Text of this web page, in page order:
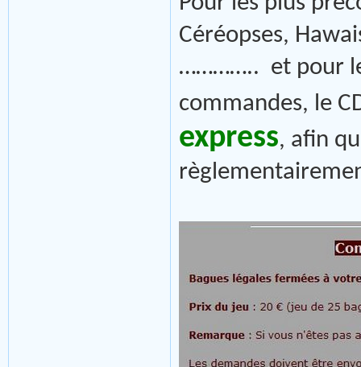
Céréopses,
………….. et pour
commandes, le
express, afin